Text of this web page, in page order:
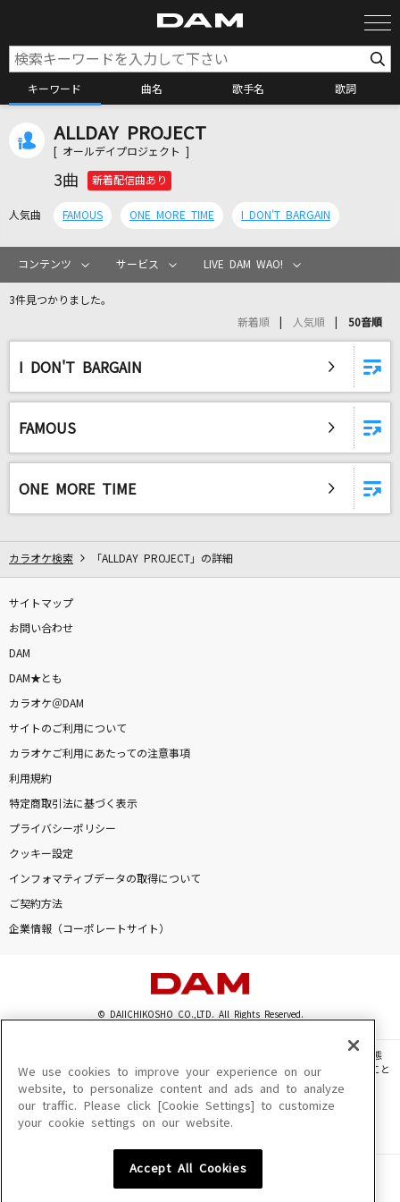
キーワード 曲名 歌手名 歌詞
カラオケ検索
カラオケリクエスト
リアルタイムで歌われている曲の一覧
[生音]ギターと孤独と蒼い惑星
結束バンド
星空のドライブ
松田聖子
とってもとっても、ありがとう。
日向美ビタースイーツ♪
[生音]幸せ
back number
青のすみか
世界が終るまでは…
WANDS
[生音]Tomorrow never knows
もっと見る
カラオケ最新情報をチェック！
ALLDAY PROJECT
[ オールデイプロジェクト ]
3曲 新着配信曲あり
人気曲 FAMOUS ONE MORE TIME I DON'T BARGAIN
コンテンツ サービス LIVE DAM WAO!
3件見つかりました。
新着順 人気順 50音順
I DON'T BARGAIN
FAMOUS
ONE MORE TIME
カラオケ検索 「ALLDAY PROJECT」の詳細
サイトマップ
お問い合わせ
DAM
DAM★とも
カラオケ＠DAM
サイトのご利用について
カラオケご利用にあたっての注意事項
利用規約
特定商取引法に基づく表示
プライバシーポリシー
クッキー設定
インフォマティブデータの取得について
ご契約方法
企業情報（コーポレートサイト）
© DAIICHIKOSHO CO.,LTD. All Rights Reserved.
このサイトに掲載されている一切の文章・画像・写真・動画・音声等を、手段や形態
を問わず、著作権法の定める範囲を超えて無断で複製、転載、ファイル化などすること
を禁じます。
楽曲及びコンテンツは、機種によりご利用いただけない場合があります。
楽曲及びコンテンツの配信日、配信内容が変更になる場合があります。
We use cookies to improve your experience on our
website, to personalize content and ads and to analyze
our traffic. Please click [Cookie Settings] to customize
your cookie settings on our website.
Accept All Cookies